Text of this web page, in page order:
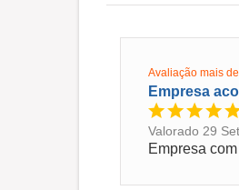
Avaliação mais
Empresa
Valorado 29